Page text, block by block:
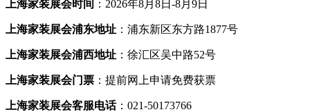
上海家装展会时间 ：2026年8月8日-8月9日
上海家装展会浦东地址 ：浦东新区东方路1877号
上海家装展会浦西地址 ：徐汇区吴中路52号
上海家装展会门票 ：提前网上申请免费获票
上海家装展会客服电话：021-50173766